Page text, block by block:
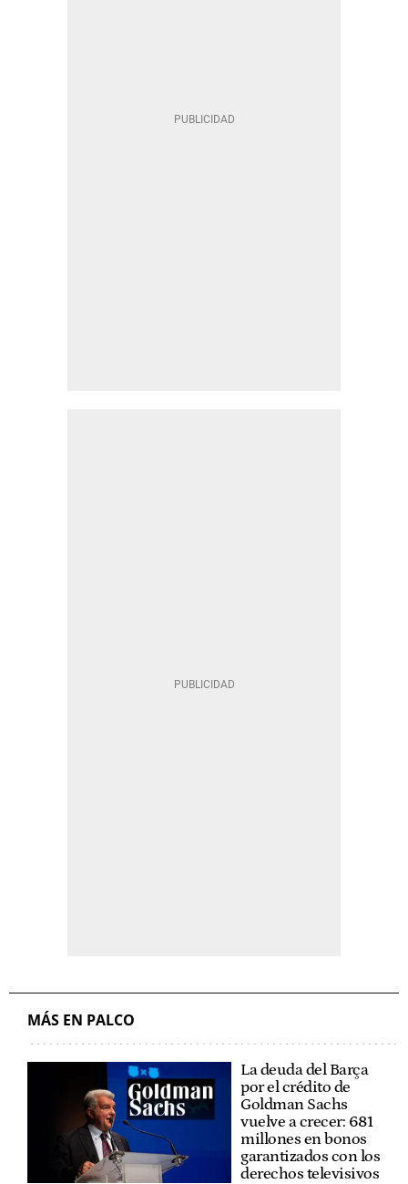
MÁS EN PALCO
La deuda del Barça
por el crédito de
Goldman Sachs
vuelve a crecer: 681
millones en bonos
garantizados con los
derechos televisivos